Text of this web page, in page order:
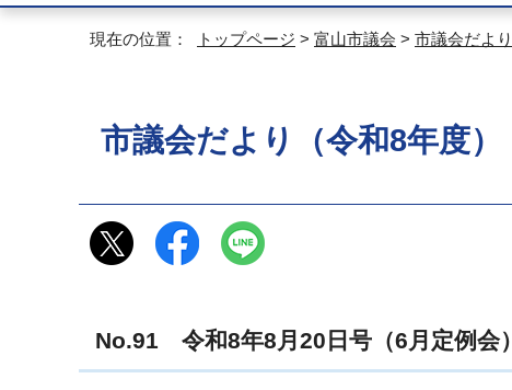
現在の位置： トップページ > 富山市議会 > 市議会だより
市議会だより（令和8年度）
No.91 令和8年8月20日号（6月定例会）